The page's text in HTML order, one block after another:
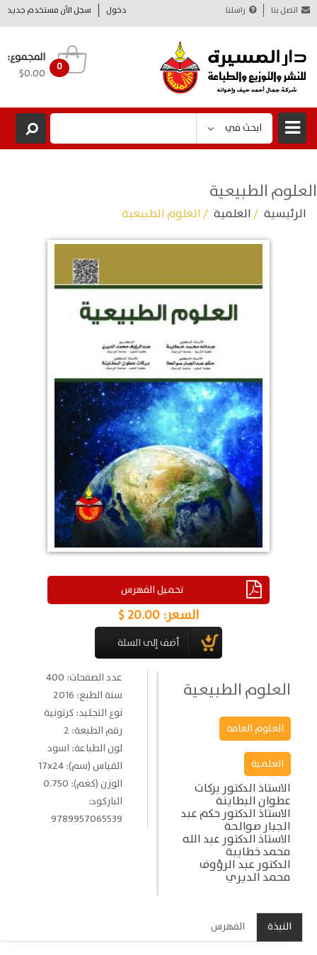
دخول سجل الآن مستخدم جديد اتصل بنا راسلنا
0
المجموع:
$0.00
ابحث في
العلوم الطبيعية
الرئيسية /العلمية / العلوم الطبيعية
تحميل الفهرس
السعر: 20.00 $
العلوم الطبيعية
العلوم العامة
العلمية
الاستاذ الدكتور بركات
عطوان البطاينة
الاستاذ الدكتور حكم عبد
الجبار صوالحة
الاستاذ الدكتور عبد الله
محمد خطايبة
الدكتور عبد الرؤوف
محمد الديري
عدد الصفحات: 400
سنة الطبع: 2016
نوع التجليد: كرتونية
رقم الطبعة: 2
لون الطباعة: اسود
القياس (سم): 17x24
الوزن (كغم): 0.750
الباركود:
9789957065539
النبذة الفهرس